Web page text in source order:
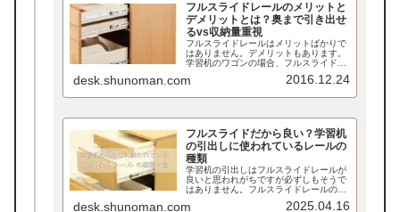
フルスライドレールのメリットと
デメリットとは？奥まで引き出せ
るvs収納量重視
フルスライドレールはメリットばかりで
はありません。デメリットもあります。
学習机のワゴンの場合、フルスライドレ
ールで引出しを奥まで引き出せるように
すると、ワゴンが手前に倒れてしまう可
desk.shunoman.com 2016.12.24
フルスライドだから良い？学習机
の引出しに使われているレールの
種類
学習机の引出しはフルスライドレールが
良いと思われがちですが必ずしもそうで
はありません。フルスライドレールのほ
行を短くせざるを得ないケースもありま
desk.shunoman.com 2025.04.16